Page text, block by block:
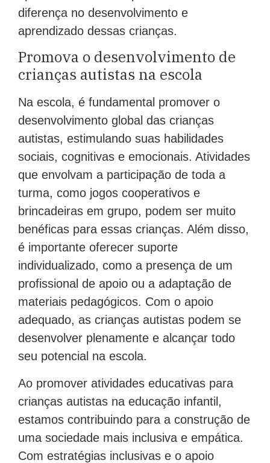
diferença no desenvolvimento e
aprendizado dessas crianças.
Promova o desenvolvimento de
crianças autistas na escola
Na escola, é fundamental promover o
desenvolvimento global das crianças
autistas, estimulando suas habilidades
sociais, cognitivas e emocionais. Atividades
que envolvam a participação de toda a
turma, como jogos cooperativos e
brincadeiras em grupo, podem ser muito
benéficas para essas crianças. Além disso,
é importante oferecer suporte
individualizado, como a presença de um
profissional de apoio ou a adaptação de
materiais pedagógicos. Com o apoio
adequado, as crianças autistas podem se
desenvolver plenamente e alcançar todo
seu potencial na escola.
Ao promover atividades educativas para
crianças autistas na educação infantil,
estamos contribuindo para a construção de
uma sociedade mais inclusiva e empática.
Com estratégias inclusivas e o apoio